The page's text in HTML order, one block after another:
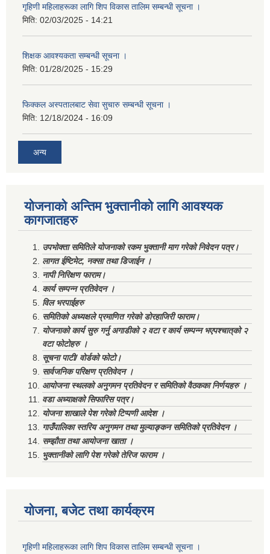
गृहिणी महिलाहरूका लागि शिप विकास तालिम सम्बन्धी सूचना ‌।
मिति: 02/03/2025 - 14:21
शिक्षक आवश्यकता सम्बन्धी सूचना ।
मिति: 01/28/2025 - 15:29
फिक्कल अस्पतालबाट सेवा सुचारु सम्बन्धी सूचना ।
मिति: 12/18/2024 - 16:09
अन्य
योजनाको अन्तिम भुक्तानीको लागि आवश्यक
कागजातहरु
उपभोक्ता समितिले योजनाको रकम भुक्तानी माग गरेको निवेदन पत्र।
लागत ईष्टिमेट, नक्सा तथा डिजाईन ।
नापी निरिक्षण फाराम।
कार्य सम्पन्न प्रतिवेदन ।
विल भरपाईहरु
समितिको अध्यक्षले प्रमाणित गरेको डोरहाजिरी फाराम।
योजनाको कार्य सुरु गर्नु अगाडीको २ वटा र कार्य सम्पन्न भएपश्चात्‌को २
वटा फोटोहरु ।
सूचना पाटी/ वोर्डको फोटो।
सार्वजनिक परिक्षण प्रतिवेदन ।
आयोजना स्थलको अनुगमन प्रतिवेदन र समितिको वैठकका निर्णयहरु ।
वडा अध्याक्षको सिफारिस पत्र।
योजना शाखाले पेश गरेको टिप्पणी आदेश ।
गाउँपालिका स्तरिय अनुगमन तथा मुल्याङ्कन समितिको प्रतिवेदन ।
सम्झौता तथा आयोजना खाता ।
भुक्तानीको लागि पेश गरेको तेरिज फाराम ।
योजना, बजेट तथा कार्यक्रम
गृहिणी महिलाहरूका लागि शिप विकास तालिम सम्बन्धी सूचना ‌।